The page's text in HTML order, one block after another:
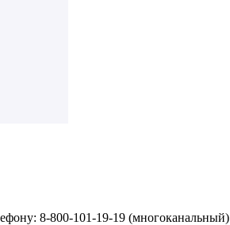
8-800-101-19-19 (многоканальный)